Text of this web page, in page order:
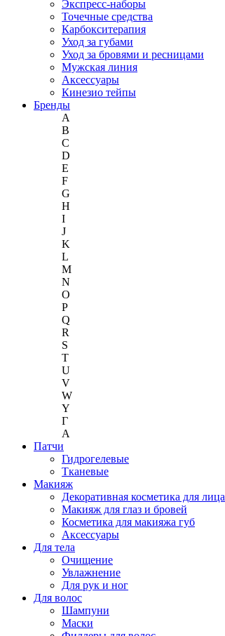
Экспресс-наборы
Точечные средства
Карбокситерапия
Уход за губами
Уход за бровями и ресницами
Мужская линия
Аксессуары
Кинезио тейпы
Бренды
A
B
C
D
E
F
G
H
I
J
K
L
M
N
O
P
Q
R
S
T
U
V
W
Y
Г
A
Патчи
Гидрогелевые
Тканевые
Макияж
Декоративная косметика для лица
Макияж для глаз и бровей
Косметика для макияжа губ
Аксессуары
Для тела
Очищение
Увлажнение
Для рук и ног
Для волос
Шампуни
Маски